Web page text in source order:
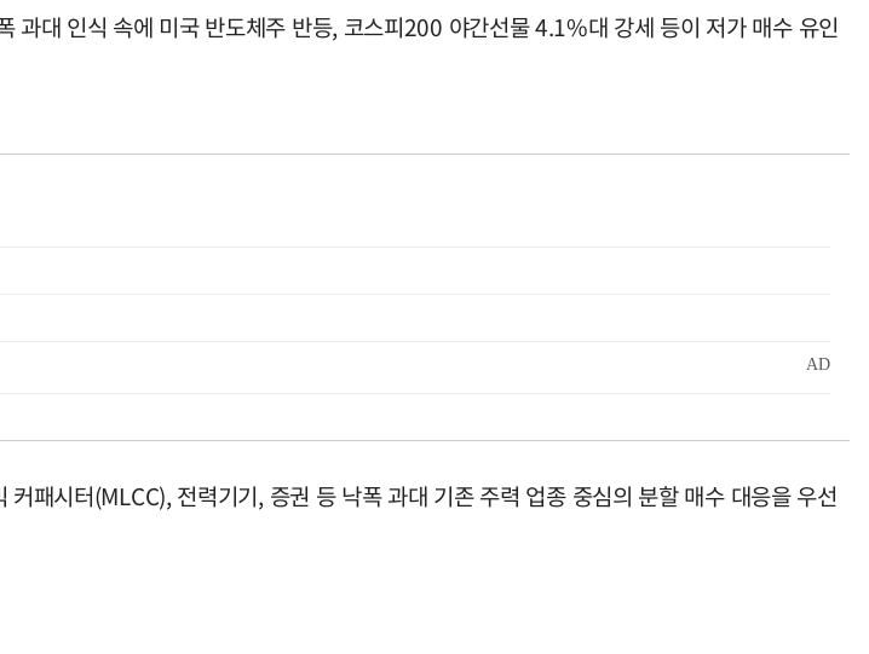
대 인식 속에 미국 반도체주 반등, 코스피200 야간선물 4.1%대 강세 등이 저가 매수 유인
패시터(MLCC), 전력기기, 증권 등 낙폭 과대 기존 주력 업종 중심의 분할 매수 대응을 우선